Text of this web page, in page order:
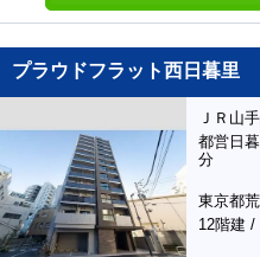
プラウドフラット西日暮里
ＪＲ山
都営日
分
東京都
12階建 /